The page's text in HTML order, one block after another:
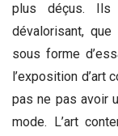
plus déçus. Ils
dévalorisant,
sous forme
l’exposition d’art
pas ne pas avoir
mode. L’art